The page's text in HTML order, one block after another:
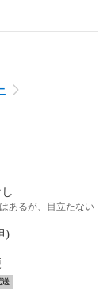
あるが、目立たない
)
送